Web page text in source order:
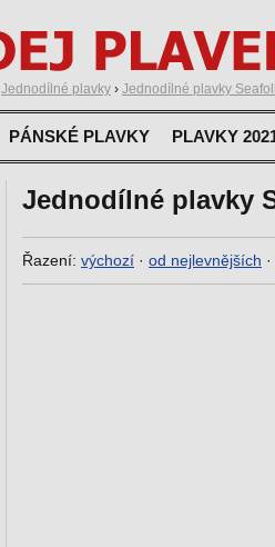
Jednodílné plavky › Jednodílné plavky
PÁNSKÉ PLAVKY PLAVKY
Jednodílné plavky
Řazení: výchozí · od nejlevnějších ·